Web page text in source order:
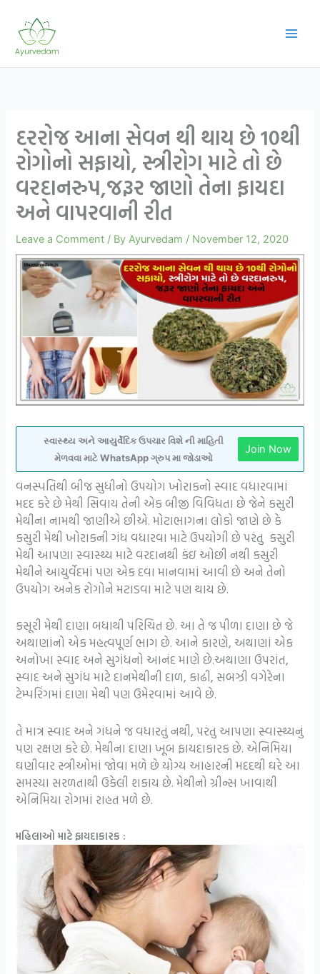
content
દરરોજ આના સેવન થી થાય છે 10થી
રોગોનો સફાયો, સ્ત્રીરોગ માટે તો છે
વરદાનરુપ,જરૂર જાણો તેના ફાયદા
અને વાપરવાની રીત
Leave a Comment / ByAyurvedam / November 12, 2020
સ્વાસ્થ્ય અને આયુર્વેદિક ઉપચાર વિશે ની માહિતી
મેળવવા માટે WhatsApp ગ્રુપ મા જોડાઓ
Join Now
વનસ્પતિથી બીજ સુધીનો ઉપયોગ ખોરાકનો સ્વાદ વધારવામાં
મદદ કરે છે મેથી સિવાય તેની એક બીજી વિવિધતા છે જેને કસુરી
મેથીના નામથી જાણીએ છીએ. મોટાભાગના લોકો જાણે છે કે
કસુરી મેથી ખોરાકની ગંધ વધારવા માટે ઉપયોગી છે પરંતુ કસુરી
મેથી આપણા સ્વાસ્થ્ય માટે વરદાનથી કંઇ ઓછી નથી કસુરી
મેથીને આયુર્વેદમાં પણ એક દવા માનવામાં આવી છે અને તેનો
ઉપયોગ અનેક રોગોને મટાડવા માટે પણ થાય છે.
કસૂરી મેથી દાણા બધાથી પરિચિત છે. આ તે જ પીળા દાણા છે જે
અથાણાંનો એક મહત્વપૂર્ણ ભાગ છે. આને કારણે, અથાણાં એક
અનોખા સ્વાદ અને સુગંધનો આનંદ માણે છે.અથાણા ઉપરાંત,
સ્વાદ અને સુગંધ માટે દાનમેથીની દાળ, કાઢી, સબઝી વગેરેના
ટેમ્પરિંગમાં દાણા મેથી પણ ઉમેરવામાં આવે છે.
તે માત્ર સ્વાદ અને ગંધને જ વધારતું નથી, પરંતુ આપણા સ્વાસ્થ્યનું
પણ રક્ષણ કરે છે. મેથીના દાણા ખૂબ ફાયદાકારક છે. એનિમિયા
ઘણીવાર સ્ત્રીઓમાં જોવા મળે છે યોગ્ય આહારની મદદથી ઘરે આ
સમસ્યા સરળતાથી ઉકેલી શકાય છે. મેથીનો ગ્રીન્સ ખાવાથી
એનિમિયા રોગમાં રાહત મળે છે.
મહિલાઓ માટે ફાયદાકારક :